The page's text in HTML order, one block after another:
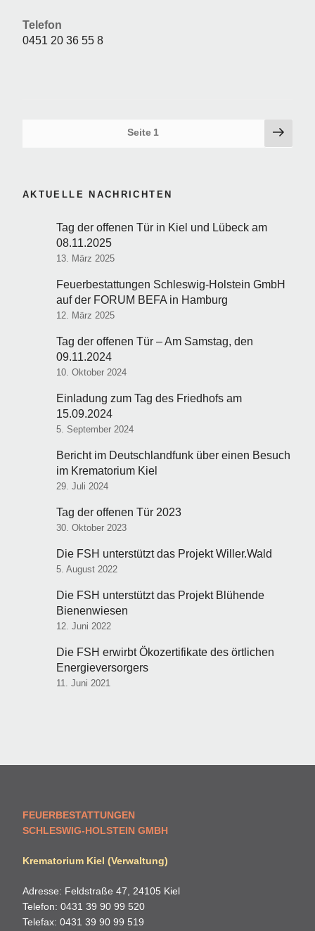
Telefon
0451 20 36 55 8
Seitennummerierung
Seite 1
Seite
AKTUELLE NACHRICHTEN
Tag der offenen Tür in Kiel und Lübeck am
08.11.2025
13. März 2025
Feuerbestattungen Schleswig-Holstein GmbH
auf der FORUM BEFA in Hamburg
12. März 2025
Tag der offenen Tür – Am Samstag, den
09.11.2024
10. Oktober 2024
Einladung zum Tag des Friedhofs am
15.09.2024
5. September 2024
Bericht im Deutschlandfunk über einen Besuch
im Krematorium Kiel
29. Juli 2024
Tag der offenen Tür 2023
30. Oktober 2023
Die FSH unterstützt das Projekt Willer.Wald
5. August 2022
Die FSH unterstützt das Projekt Blühende
Bienenwiesen
12. Juni 2022
Die FSH erwirbt Ökozertifikate des örtlichen
Energieversorgers
11. Juni 2021
FEUERBESTATTUNGEN
SCHLESWIG-HOLSTEIN GMBH
Krematorium Kiel (Verwaltung)
Adresse: Feldstraße 47, 24105 Kiel
Telefon: 0431 39 90 99 520
Telefax: 0431 39 90 99 519